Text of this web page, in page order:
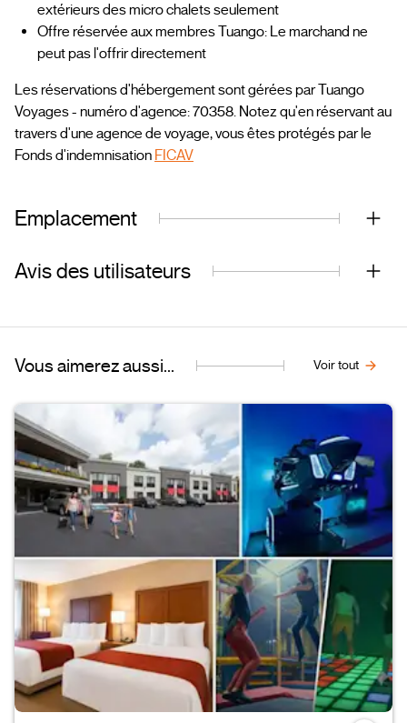
extérieurs des micro chalets seulement
Offre réservée aux membres Tuango: Le marchand ne
peut pas l'offrir directement
Les réservations d'hébergement sont gérées par Tuango
Voyages - numéro d'agence: 70358. Notez qu'en réservant au
travers d'une agence de voyage, vous êtes protégés par le
Fonds d'indemnisation FICAV
Emplacement
Avis des utilisateurs
Vous aimerez aussi... Voir tout